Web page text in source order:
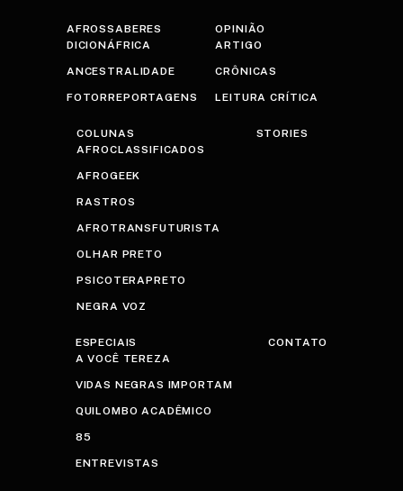
AFROSSABERES
DICIONÁFRICA
ANCESTRALIDADE
FOTORREPORTAGENS
OPINIÃO
ARTIGO
CRÔNICAS
LEITURA CRÍTICA
COLUNAS
AFROCLASSIFICADOS
AFROGEEK
RASTROS
AFROTRANSFUTURISTA
OLHAR PRETO
PSICOTERAPRETO
NEGRA VOZ
STORIES
ESPECIAIS
A VOCÊ TEREZA
VIDAS NEGRAS IMPORTAM
QUILOMBO ACADÊMICO
85
ENTREVISTAS
CONTATO